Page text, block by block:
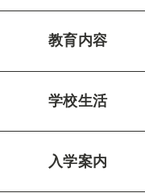
教育内容
学校生活
入学案内